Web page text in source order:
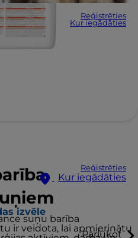
Reģistrēties
Kur iegādāties
Reģistrēties
Kur iegādāties
izvēle
Pārlūkot
suņu barība
ir veidota, lai apmierinātu